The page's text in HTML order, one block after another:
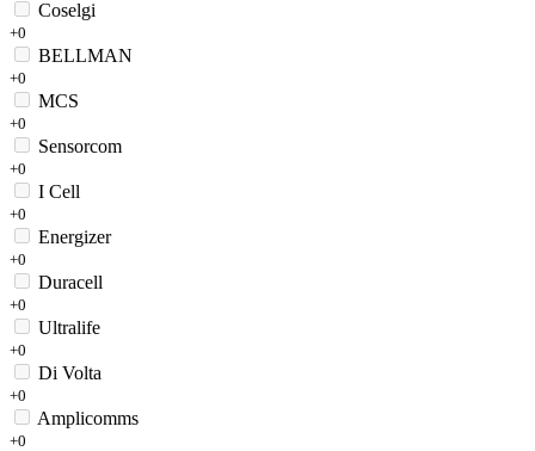
Coselgi
+0
BELLMAN
+0
MCS
+0
Sensorcom
+0
I Cell
+0
Energizer
+0
Duracell
+0
Ultralife
+0
Di Volta
+0
Amplicomms
+0